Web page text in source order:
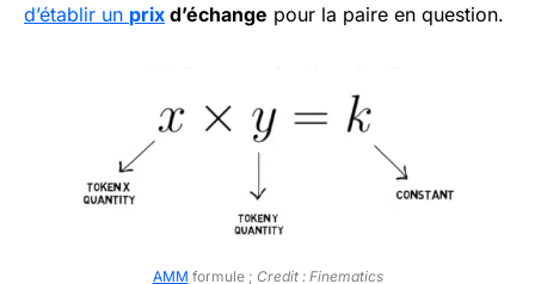
d’établir un prix d’échange pour la paire en question.
AMM formule ; Credit : Finematics